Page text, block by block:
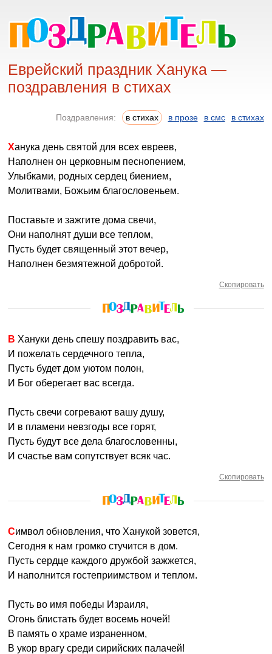
Еврейский праздник Ханука —
поздравления в стихах
Поздравления: в стихах в прозе в смс в стихах
Ханука день святой для всех евреев,
Наполнен он церковным песнопением,
Улыбками, родных сердец биением,
Молитвами, Божьим благословеньем.
Поставьте и зажгите дома свечи,
Они наполнят души все теплом,
Пусть будет священный этот вечер,
Наполнен безмятежной добротой.
Скопировать
В Хануки день спешу поздравить вас,
И пожелать сердечного тепла,
Пусть будет дом уютом полон,
И Бог оберегает вас всегда.
Пусть свечи согревают вашу душу,
И в пламени невзгоды все горят,
Пусть будут все дела благословенны,
И счастье вам сопутствует всяк час.
Скопировать
Символ обновления, что Ханукой зовется,
Сегодня к нам громко стучится в дом.
Пусть сердце каждого дружбой зажжется,
И наполнится гостеприимством и теплом.
Пусть во имя победы Израиля,
Огонь блистать будет восемь ночей!
В память о храме израненном,
В укор врагу среди сирийских палачей!